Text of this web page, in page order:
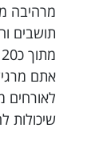
תושבים
אתם
לאורחים
שיכולות